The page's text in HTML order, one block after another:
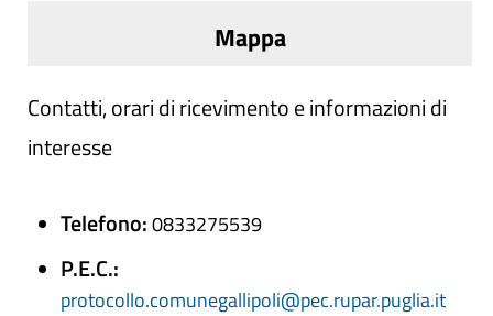
Mappa
Contatti, orari di ricevimento e informazioni di
interesse
Telefono:0833275539
P.E.C.:
protocollo.comunegallipoli@pec.rupar.puglia.it